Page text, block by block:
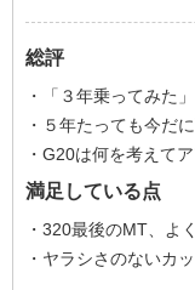
総評
・「３年乗ってみた
・５年たっても今だ
・G20は何を考えて
満足している点
・320最後のMT、よ
・ヤラシさのないカ